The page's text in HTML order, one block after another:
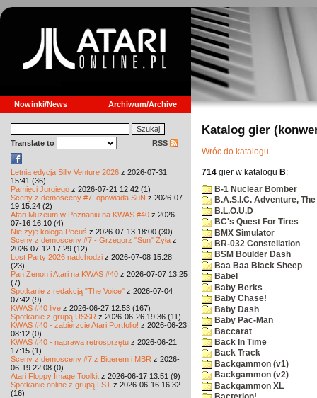
Nowinki/News Archiwum/Archive
Translate to RSS
Letnia edycja Silly Venture 2026 z 2026-07-31
15:41 (36)
Pamięci Jurgiego z 2026-07-21 12:42 (1)
Sceny z demosceny #7: opowiada SuN z 2026-07-
19 15:24 (2)
Atari Muzeum w Poznaniu na KWAS #40 z 2026-
07-16 16:10 (4)
Nie żyje kolega Pecuś z 2026-07-13 18:00 (30)
Sceny z demosceny #7 - Grzegorz "Sun" Żyła z
2026-07-12 17:29 (12)
Lost Party 2026 nadchodzi z 2026-07-08 15:28
(23)
Pan Zenon i Atari na KWAS #40 z 2026-07-07 13:25
(7)
Spotkanie z redakcją "The Voice" z 2026-07-04
07:42 (9)
KWAS #40 live z 2026-06-27 12:53 (167)
Spotkanie z grupą USSR z 2026-06-26 19:36 (11)
KWAS #40 - zabierzcie Atari Portfolio! z 2026-06-23
08:12 (0)
KWAS #40 - naprawa retrosprzętu z 2026-06-21
17:15 (1)
Sceny z demosceny #7 z Bigerem i MBR z 2026-
06-19 22:08 (0)
Atari Floppy Image Toolkit z 2026-06-17 13:51 (9)
Spotkanie online z grupą LST z 2026-06-16 16:32
(16)
Katalog gier
Wróc do katalogu
714 gier w katalogu B:
B-1 Nuclear Bomber
B.A.S.I.C. Adventure, The
B.L.O.U.D
BC's Quest For Tires
BMX Simulator
BR-032 Constellation
BSM Boulder Dash
Baa Baa Black Sheep
Babel
Baby Berks
Baby Chase!
Baby Dash
Baby Pac-Man
Baccarat
Back In Time
Back Track
Backgammon (v1)
Backgammon (v2)
Backgammon XL